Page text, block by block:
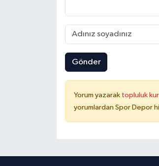
Gönder
Yorum yazarak topluluk
yorumlardan Spor Depor